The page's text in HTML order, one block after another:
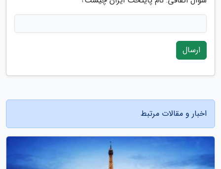
ارسال
اخبار و مقالات مرتبط